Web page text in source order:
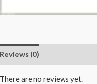
Reviews (0)
There are no reviews yet.